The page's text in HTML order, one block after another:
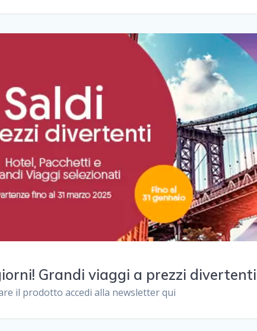
Grandi viaggi a prezzi divertenti
il prodotto accedi alla newsletter qui